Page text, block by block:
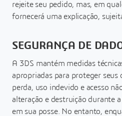
rejeite seu pedido, mas, em
fornecerá uma explicação,
SEGURANÇA DE
A 3DS mantém medidas
apropriadas para proteger seus
perda, uso indevido e acesso
alteração e destruição durante
em sua posse. No entanto,